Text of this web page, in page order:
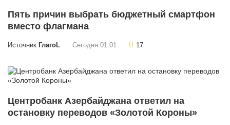
Пять причин выбрать бюджетный смартфон
вместо флагмана
Источник ГлагоL Сегодня 01:01 17
Центробанк Азербайджана ответил на
остановку переводов «Золотой Короны»